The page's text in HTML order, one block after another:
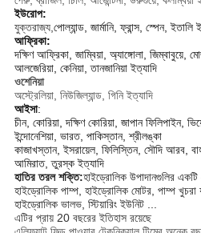
ইউরোপ:
যুক্তরাজ্য,পোল্যান্ড, জার্মানি, ফ্রান্স, স্পেন, ইতালি
আফ্রিকা:
দক্ষিণ আফ্রিকা, জাম্বিয়া, অ্যাঙ্গোলা, জিম্বাবুয়ে,
আলজেরিয়া, কেনিয়া, তানজানিয়া ইত্যাদি
ওশেনিয়া
অস্ট্রেলিয়া, নিউজিল্যান্ড, গিনি ইত্যাদি
আইসা:
চীন, কোরিয়া, দক্ষিণ কোরিয়া, জাপান ফিলিপাইন,
ইন্দোনেশিয়া, ভারত, পাকিস্তান, শ্রীলঙ্কা
কাজাখস্তান, ইসরায়েল, ফিলিস্তিন, সৌদি আরব,
আমিরাত, তুরস্ক ইত্যাদি
হাতির তরল শক্তি:হাইড্রোলিক উপাদানগুলির
হাইড্রোলিক পাম্প, হাইড্রোলিক মোটর, পাম্প খুচরা
হাইড্রোলিক ভালভ, স্টিয়ারিং ইউনিট ...
এটির প্রায় 20 বছরের ইতিহাস রয়েছে